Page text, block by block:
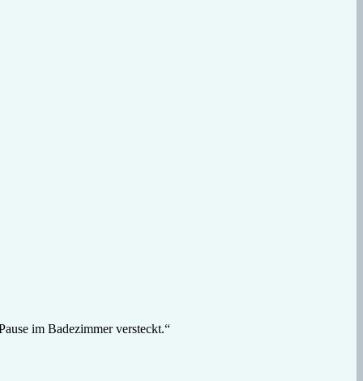
im Badezimmer versteckt.“